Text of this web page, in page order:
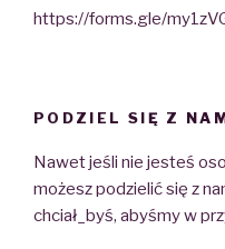
https://forms.gle/
PODZIEL SIĘ Z
Nawet jeśli nie jesteś
możesz podzielić się z
chciał_byś, abyśmy w